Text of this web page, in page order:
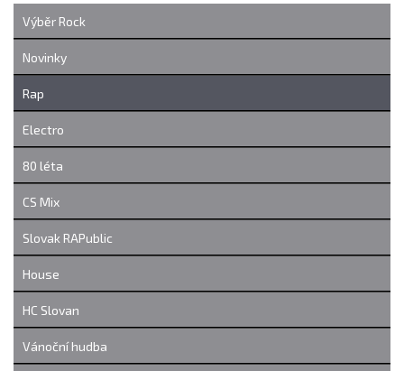
Výběr Rock
Novinky
Rap
Electro
80 léta
CS Mix
Slovak RAPublic
House
HC Slovan
Vánoční hudba